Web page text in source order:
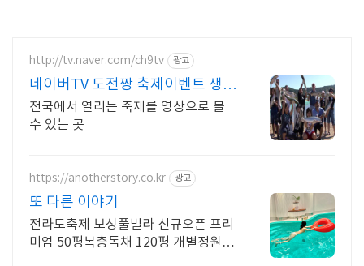
http://tv.naver.com/ch9tv 광고
네이버TV 도전짱 축제이벤트 생생
한 현장속으로 고고씽
전국에서 열리는 축제를 영상으로 볼
수 있는 곳
https://anotherstory.co.kr 광고
또 다른 이야기
전라도축제 보성풀빌라 신규오픈 프리
미엄 50평복층독채 120평 개별정원